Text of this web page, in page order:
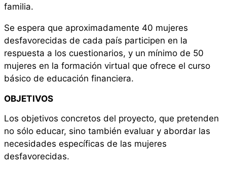
familia.
Se espera que aproximadamente 40 mujeres
desfavorecidas de cada país participen en la
respuesta a los cuestionarios, y un mínimo de 50
mujeres en la formación virtual que ofrece el curso
básico de educación financiera.
OBJETIVOS
Los objetivos concretos del proyecto, que pretenden
no sólo educar, sino también evaluar y abordar las
necesidades específicas de las mujeres
desfavorecidas.